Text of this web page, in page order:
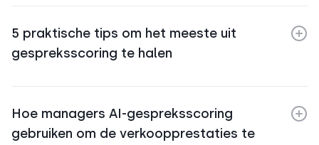
5 praktische tips om het meeste uit
gespreksscoring te halen
Hoe managers AI-gespreksscoring
gebruiken om de verkoopprestaties te